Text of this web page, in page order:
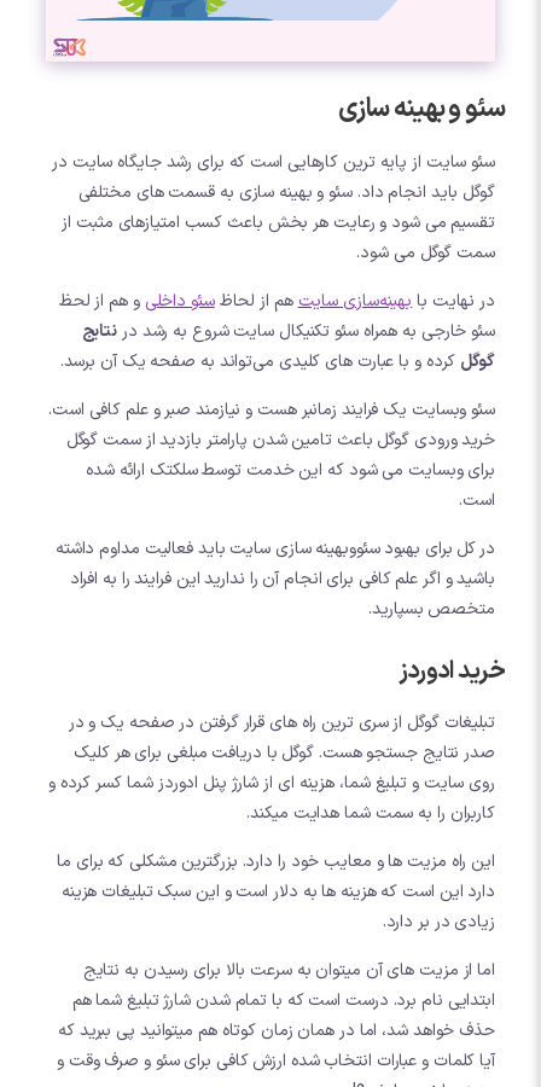
سئو و بهینه سازی
سئو سایت از پایه ترین کارهایی است که برای رشد جایگاه سایت در
گوگل باید انجام داد. سئو و بهینه سازی به قسمت های مختلفی
تقسیم می شود و رعایت هر بخش باعث کسب امتیازهای مثبت از
سمت گوگل می شود.
در نهایت بابهینه‌سازی سایتهم از لحاظسئو داخلی و هم از لحظ
سئو خارجی به همراه سئو تکنیکال سایت شروع به رشد در نتایج
گوگل کرده و با عبارت های کلیدی می‌تواند به صفحه یک آن برسد.
سئو وبسایت یک فرایند زمانبر هست و نیازمند صبر و علم کافی است.
خرید ورودی گوگل باعث تامین شدن پارامتر بازدید از سمت گوگل
برای وبسایت می شود که این خدمت توسط سلکتک ارائه شده
است.
در کل برای بهبود سئووبهینه سازی سایت باید فعالیت مداوم داشته
باشید و اگر علم کافی برای انجام آن را ندارید این فرایند را به افراد
متخصص بسپارید.
خرید ادوردز
تبلیغات گوگل از سری ترین راه های قرار گرفتن در صفحه یک و در
صدر نتایج جستجو هست. گوگل با دریافت مبلغی برای هر کلیک
روی سایت و تبلیغ شما، هزینه ای از شارژ پنل ادوردز شما کسر کرده و
کاربران را به سمت شما هدایت میکند.
این راه مزیت ها و معایب خود را دارد. بزرگترین مشکلی که برای ما
دارد این است که هزینه ها به دلار است و این سبک تبلیغات هزینه
زیادی در بر دارد.
اما از مزیت های آن میتوان به سرعت بالا برای رسیدن به نتایج
ابتدایی نام برد. درست است که با تمام شدن شارژ تبلیغ شما هم
حذف خواهد شد، اما در همان زمان کوتاه هم میتوانید پی ببرید که
آیا کلمات و عبارات انتخاب شده ارزش کافی برای سئو و صرف وقت و